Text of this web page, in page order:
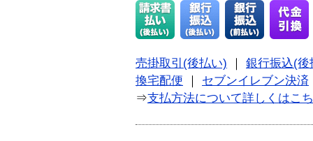
売掛取引(後払い) ｜ 銀行振込(後
換宅配便 ｜ セブンイレブン決済
⇒支払方法について詳しくはこ